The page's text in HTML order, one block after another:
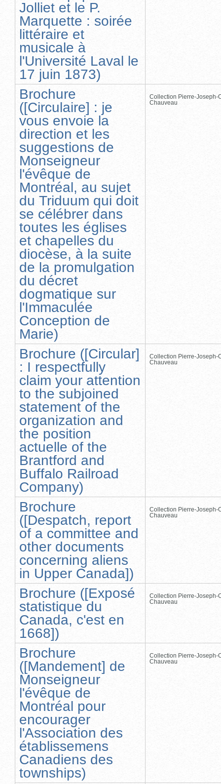
Jolliet et le P.
Marquette : soirée
littéraire et
musicale à
l'Université Laval le
17 juin 1873)
Brochure
([Circulaire] : je
vous envoie la
direction et les
suggestions de
Monseigneur
l'évêque de
Montréal, au sujet
du Triduum qui doit
se célébrer dans
toutes les églises
et chapelles du
diocèse, à la suite
de la promulgation
du décret
dogmatique sur
l'Immaculée
Conception de
Marie)
Collection Pierre-Joseph-
Chauveau
Brochure ([Circular]
: I respectfully
claim your attention
to the subjoined
statement of the
organization and
the position
actuelle of the
Brantford and
Buffalo Railroad
Company)
Collection Pierre-Joseph-
Chauveau
Brochure
([Despatch, report
of a committee and
other documents
concerning aliens
in Upper Canada])
Collection Pierre-Joseph-
Chauveau
Brochure ([Exposé
statistique du
Canada, c'est en
1668])
Collection Pierre-Joseph-
Chauveau
Brochure
([Mandement] de
Monseigneur
l'évêque de
Montréal pour
encourager
l'Association des
établissemens
Canadiens des
townships)
Collection Pierre-Joseph-
Chauveau